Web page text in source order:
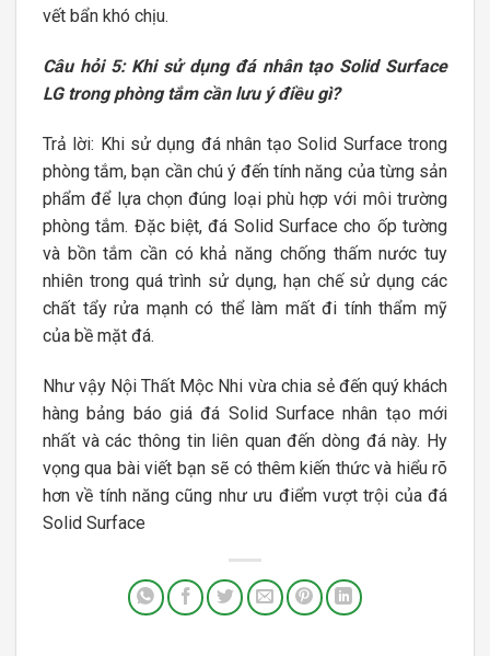
vết bẩn khó chịu.
Câu hỏi 5: Khi sử dụng đá nhân tạo Solid Surface
LG trong phòng tắm cần lưu ý điều gì?
Trả lời: Khi sử dụng đá nhân tạo Solid Surface trong
phòng tắm, bạn cần chú ý đến tính năng của từng sản
phẩm để lựa chọn đúng loại phù hợp với môi trường
phòng tắm. Đặc biệt, đá Solid Surface cho ốp tường
và bồn tắm cần có khả năng chống thấm nước tuy
nhiên trong quá trình sử dụng, hạn chế sử dụng các
chất tẩy rửa mạnh có thể làm mất đi tính thẩm mỹ
của bề mặt đá.
Như vậy Nội Thất Mộc Nhi vừa chia sẻ đến quý khách
hàng bảng báo giá đá Solid Surface nhân tạo mới
nhất và các thông tin liên quan đến dòng đá này. Hy
vọng qua bài viết bạn sẽ có thêm kiến thức và hiểu rõ
hơn về tính năng cũng như ưu điểm vượt trội của đá
Solid Surface